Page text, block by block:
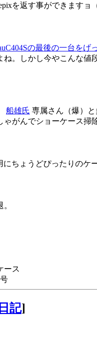
を返す事ができますョ
の最後の一台をげ
。しかし今やこんな値
船雄氏 専属さん（爆）
ゃがんでショーケース掃
ちょうどぴったりのケ
ース
記]